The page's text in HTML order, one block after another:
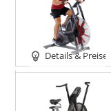
Details & Preise